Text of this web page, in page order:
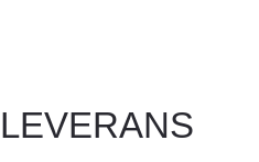
LEVERANS